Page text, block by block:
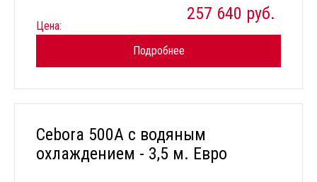
Цена:
257 640 руб.
Подробнее
Cebora 500A с водяным
охлаждением - 3,5 м. Евро